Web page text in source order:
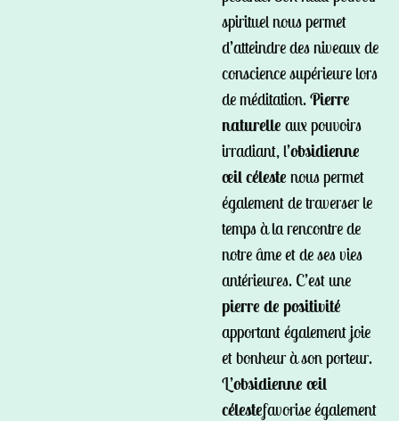
spirituel nous permet
d’atteindre des niveaux de
conscience supérieure lors
de méditation.Pierre
naturelle aux pouvoirs
irradiant, l’obsidienne
œil céleste nous permet
également de traverser le
temps à la rencontre de
notre âme et de ses vies
antérieures. C’est une
pierre de positivité
apportant également joie
et bonheur à son porteur.
L’obsidienne œil
célestefavorise également